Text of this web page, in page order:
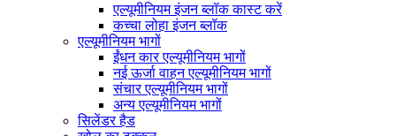
एल्यूमीनियम इंजन ब्लॉक कास्ट करें
कच्चा लोहा इंजन ब्लॉक
एल्यूमीनियम भागों
ईंधन कार एल्यूमीनियम भागों
नई ऊर्जा वाहन एल्यूमीनियम भागों
संचार एल्यूमीनियम भागों
अन्य एल्यूमीनियम भागों
सिलेंडर हैड